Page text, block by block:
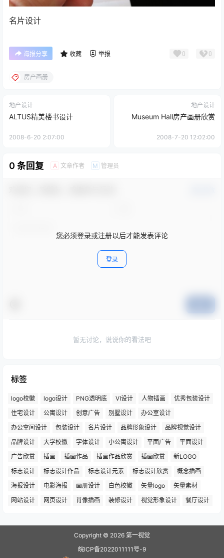
名片设计
海报分享 收藏 举报 0 0
房产画册
地产设计
ALTUS精美楼书设计
2008-6-20 2:07:00
地产设计
Museum Hall房产画册欣赏
2008-7-20 12:02:00
0 条回复 A 文章作者 M 管理员
您必须登录或注册以后才能发表评论
登录
暂无讨论，说说你的看法吧
标签
logo校徽 logo设计 PNG透明底 VI设计 人物插画
优秀包装设计
住宅设计
公寓设计 创意广告 别墅设计
办公室设计
办公空间设计
包装设计 名片设计 品牌形象设计
品牌视觉设计
品牌设计
大学校徽 字体设计 小公寓设计 平面广告
平面设计
广告欣赏
插画 插画作品 插画作品欣赏 插画欣赏
新LOGO
标志设计
标志设计作品 标志设计元素 标志设计欣赏
概念插画
海报设计
电影海报 画册设计 白色校徽 矢量logo
矢量素材
网站设计
网页设计 肖像插画 装修设计 视觉形象设计 餐厅设计
Copyright © 2026 第一视觉
皖ICP备2022011111号-9